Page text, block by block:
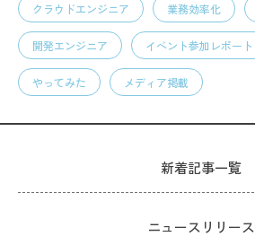
クラウドエンジニア 業務効率化
開発エンジニア イベント参加レポート
やってみた メディア掲載
新着記事一覧
ニュースリリース